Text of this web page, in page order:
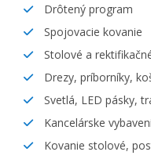
Drôtený program
Spojovacie kovanie
Stolové a
Drezy, príborníky,
Svetlá, LED pásky,
Kancelárske
Kovanie stolové,